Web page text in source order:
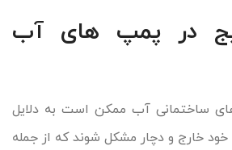
در پمپ های آب
ساختمانی آب ممکن است به دلایل
خود خارج و دچار مشکل شوند که از جمله